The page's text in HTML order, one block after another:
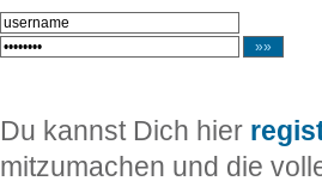
Du kannst Dich hier
mitzumachen und die